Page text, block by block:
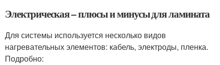
Электрическая – плюсы и минусы для ламината
Для системы используется несколько видов
нагревательных элементов: кабель, электроды, пленка.
Подробно: